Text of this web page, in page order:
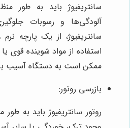
سانتریفیوژ باید به طور
آلودگی‌ها و رسوبات
سانتریفیوژ، از یک پارچه
استفاده از مواد شوینده قوی
ممکن است به دستگاه آسیب
بازرسی روتور:
روتور سانتریفیوژ باید به